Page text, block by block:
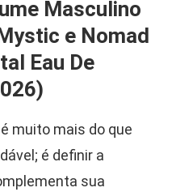
Masculino
e Nomad
Eau De
muito mais do que
é definir a
sua